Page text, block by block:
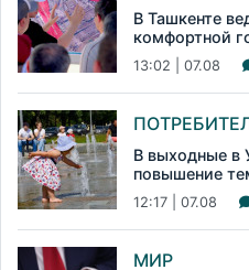
В Ташкенте
комфортной
13:02 | 07.08
В выходные в
повышение
12:17 | 07.08
МИР